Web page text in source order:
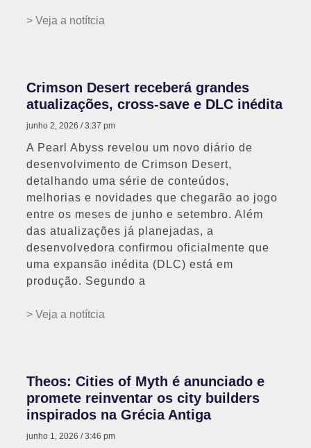
> Veja a notítcia
Crimson Desert receberá grandes
atualizações, cross-save e DLC inédita
junho 2, 2026 3:37 pm
A Pearl Abyss revelou um novo diário de
desenvolvimento de Crimson Desert,
detalhando uma série de conteúdos,
melhorias e novidades que chegarão ao jogo
entre os meses de junho e setembro. Além
das atualizações já planejadas, a
desenvolvedora confirmou oficialmente que
uma expansão inédita (DLC) está em
produção. Segundo a
> Veja a notítcia
Theos: Cities of Myth é anunciado e
promete reinventar os city builders
inspirados na Grécia Antiga
junho 1, 2026 3:46 pm